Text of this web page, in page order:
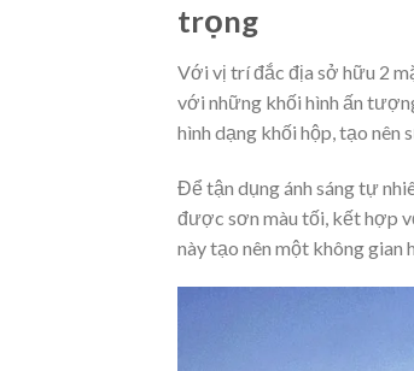
trọng
Với vị trí đắc địa sở hữu 2
với những khối hình ấn
hình dạng khối hộp, tạo nên
Để tận dụng ánh sáng tự
được sơn màu tối, kết hợp
này tạo nên một không gian